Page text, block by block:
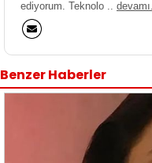
ediyorum. Teknolo .. devamı..
Benzer Haberler